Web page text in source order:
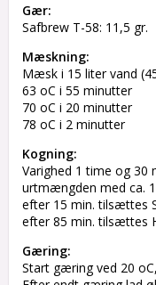
Gær:
Safbrew T-58: 11,5 gr.
Mæskning:
Mæsk i 15 liter vand
63 oC i 55 minutter
70 oC i 20 minutter
78 oC i 2 minutter
Kogning:
Varighed 1 time og 30
urtmængden med ca.
efter 15 min. tilsættes
efter 85 min. tilsættes
Gæring:
Start gæring ved 20